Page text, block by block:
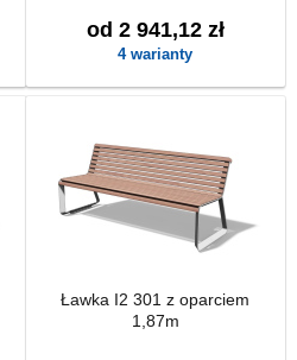
od 2 941,12 zł
4 warianty
Ławka I2 301 z oparciem
1,87m